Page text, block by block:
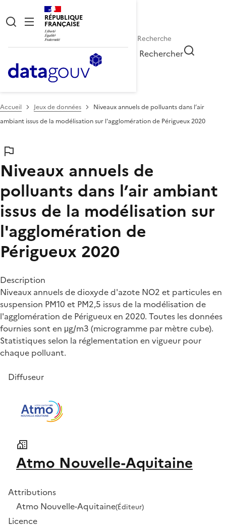
RÉPUBLIQUE
FRANÇAISE
Rechercher
Accueil Jeux de données
Niveaux annuels de polluants dans l’air
ambiant issus de la modélisation sur l'agglomération de Périgueux 2020
Niveaux annuels de
polluants dans l’air ambiant
issus de la modélisation sur
l'agglomération de
Périgueux 2020
Description
Niveaux annuels de dioxyde d'azote NO2 et particules en
suspension PM10 et PM2,5 issus de la modélisation de
l'agglomération de Périgueux en 2020. Toutes les données
fournies sont en μg/m3 (microgramme par mètre cube).
Statistiques selon la réglementation en vigueur pour
chaque polluant.
Diffuseur
Atmo Nouvelle-Aquitaine
Attributions
Atmo Nouvelle-Aquitaine(Éditeur)
Licence